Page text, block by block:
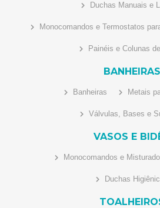
Duchas Manuais e
Monocomandos e Termostatos
Painéis e Colunas
BANHEIRAS
Banheiras Metais
Válvulas, Bases e
VASOS E
Monocomandos e
Duchas